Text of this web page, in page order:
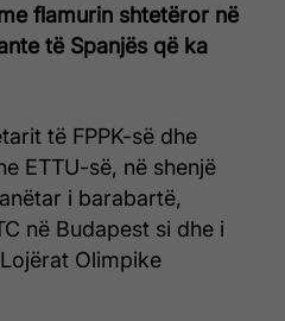
flamurin shtetëror në
të Spanjës që ka
të FPPK-së dhe
ETTU-së, në shenjë
i barabartë,
në Budapest si dhe i
Olimpike